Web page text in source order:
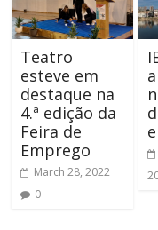
Teatro
esteve em
destaque na
4.ª edição da
Feira de
Emprego
March 28, 2022
0